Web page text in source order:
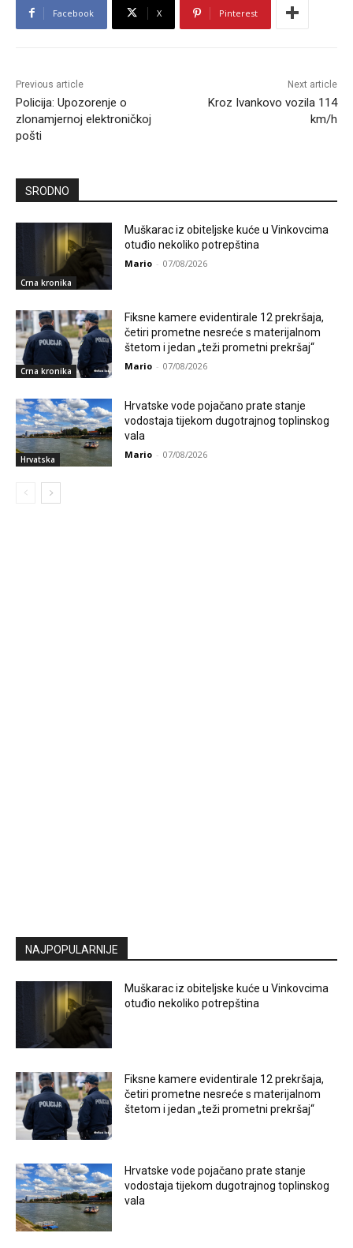
Facebook X Pinterest
Previous article
Policija: Upozorenje o
zlonamjernoj elektroničkoj
pošti
Next article
Kroz Ivankovo vozila 114
km/h
SRODNO
Crna kronika
Muškarac iz obiteljske kuće u Vinkovcima
otuđio nekoliko potrepština
Mario - 07/08/2026
Crna kronika
Fiksne kamere evidentirale 12 prekršaja,
četiri prometne nesreće s materijalnom
štetom i jedan „teži prometni prekršaj“
Mario - 07/08/2026
Hrvatska
Hrvatske vode pojačano prate stanje
vodostaja tijekom dugotrajnog toplinskog
vala
Mario - 07/08/2026
NAJPOPULARNIJE
Muškarac iz obiteljske kuće u Vinkovcima
otuđio nekoliko potrepština
Fiksne kamere evidentirale 12 prekršaja,
četiri prometne nesreće s materijalnom
štetom i jedan „teži prometni prekršaj“
Hrvatske vode pojačano prate stanje
vodostaja tijekom dugotrajnog toplinskog
vala